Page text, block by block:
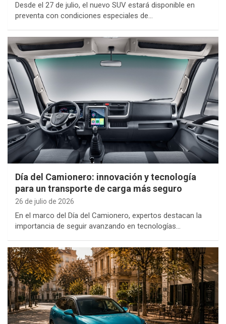
Desde el 27 de julio, el nuevo SUV estará disponible en
preventa con condiciones especiales de…
Día del Camionero: innovación y tecnología
para un transporte de carga más seguro
26 de julio de 2026
En el marco del Día del Camionero, expertos destacan la
importancia de seguir avanzando en tecnologías…